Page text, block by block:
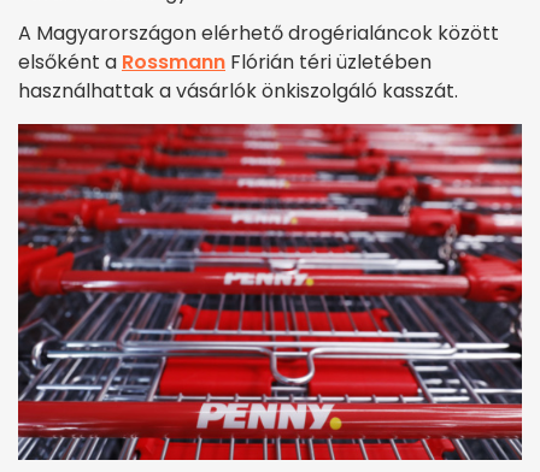
A Magyarországon elérhető drogérialáncok között
elsőként a Rossmann Flórián téri üzletében
használhattak a vásárlók önkiszolgáló kasszát.